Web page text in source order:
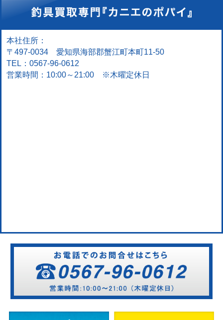
本社住所：
〒497-0034 愛知県海部郡蟹江町本町11-50
TEL：0567-96-0612
営業時間：10:00～21:00 ※木曜定休日